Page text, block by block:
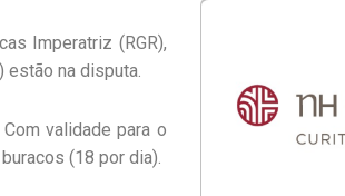
Imperatriz (RGR),
estão na disputa.
validade para o
(18 por dia).